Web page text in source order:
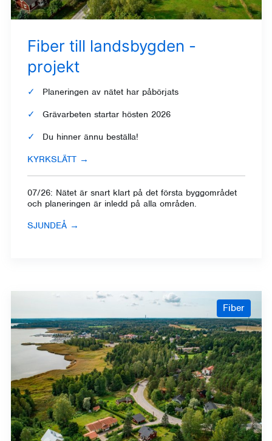
Fiber till landsbygden -
projekt
Planeringen av nätet har påbörjats
Grävarbeten startar hösten 2026
Du hinner ännu beställa!
KYRKSLÄTT →
07/26: Nätet är snart klart på det första byggområdet
och planeringen är inledd på alla områden.
SJUNDEÅ →
Fiber